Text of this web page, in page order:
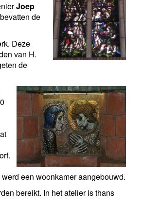
Joep
de
Deze
van H.
de
een woonkamer aangebouwd.
bereikt. In het atelier is thans